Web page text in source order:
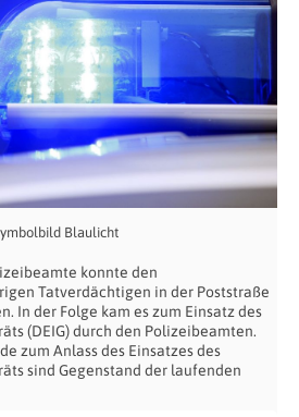
Blaulicht
konnte den
Tatverdächtigen in der Poststraße
In der Folge kam es zum Einsatz des
(DEIG) durch den Polizeibeamten.
zum Anlass des Einsatzes des
sind Gegenstand der laufenden